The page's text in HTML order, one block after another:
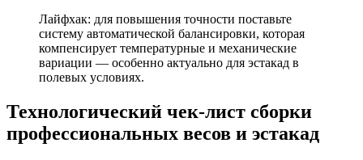
Лайфхак: для повышения точности поставьте
систему автоматической балансировки, которая
компенсирует температурные и механические
вариации — особенно актуально для эстакад в
полевых условиях.
Технологический чек-лист сборки
профессиональных весов и эстакад